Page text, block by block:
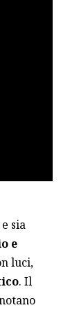
sia
e
luci,
. Il